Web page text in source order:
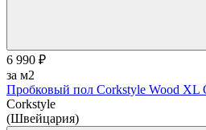
6 990 ₽
за м2
Пробковый пол Corkstyle Wood XL
Corkstyle
(Швейцария)